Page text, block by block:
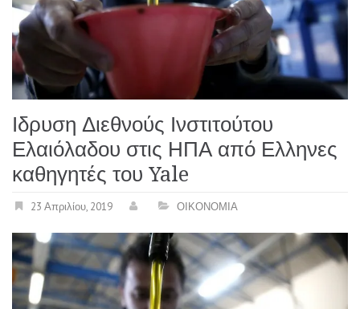
Ιδρυση Διεθνούς Ινστιτούτου
Ελαιόλαδου στις ΗΠΑ από Ελληνες
καθηγητές του Yale
23 Απριλίου, 2019 ΟΙΚΟΝΟΜΙΑ